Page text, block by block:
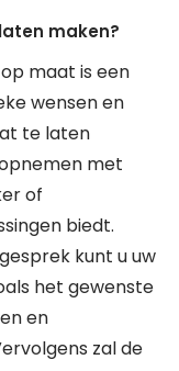
maken?
maat is een
wensen en
te laten
met
of
biedt.
kunt u uw
het gewenste
en
zal de